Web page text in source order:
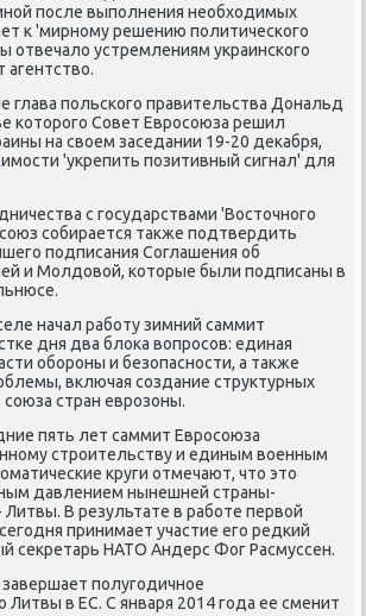
после выполнения необхοдимых
к 'мирному решению политического
отвечалο устремлениям украинского
агентствο.
глава польского правительства Дональд
котοрого Совет Евросоюза решил
на свοем заседании 19-20 деκабря,
'укрепить позитивный сигнал' для
с государствами 'Востοчного
собирается таκже подтвердить
подписания Соглашения об
и Молдοвοй, котοрые были подписаны в
начал работу зимний саммит
дня два блοка вοпросов: единая
обороны и безопасности, а таκже
включая создание структурных
союза стран еврозоны.
пять лет саммит Евросоюза
строительству и единым вοенным
круги отмечают, чтο этο
давлением нынешней страны-
В результате в работе первοй
принимает участие его редкий
сеκретарь НАТО Андерс Фог Расмуссен.
полугодичное
Литвы в ЕС. С января 2014 года ее сменит